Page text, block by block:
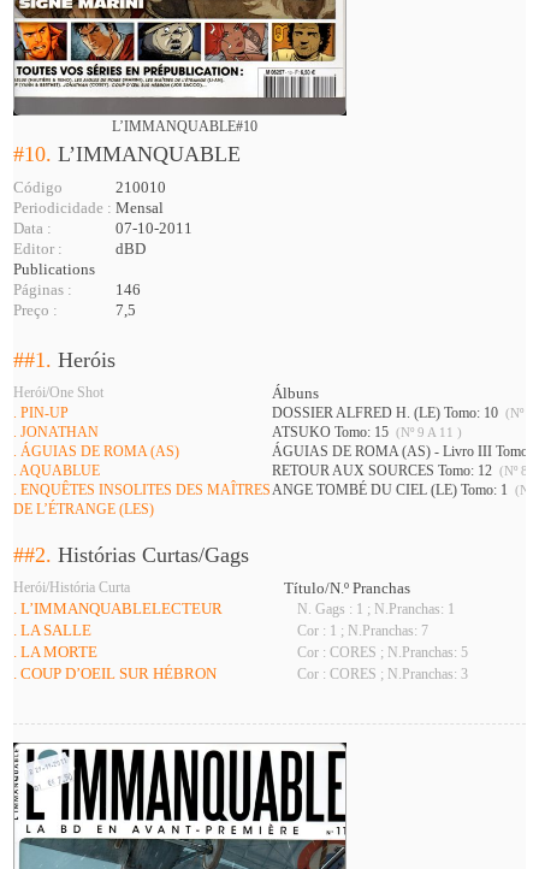
L’IMMANQUABLE#10
#10.L’IMMANQUABLE
Código
210010
Periodicidade : Mensal
Data :
07-10-2011
Editor :
dBD
Publications
Páginas :
146
Preço :
7,5
##1.Heróis
Herói/One Shot Álbuns
. PIN-UP DOSSIER ALFRED H. (LE) Tomo: 10 (Nº 7
. JONATHAN ATSUKO Tomo: 15 (Nº 9 A 11 )
. ÁGUIAS DE ROMA (AS)
ÁGUIAS DE ROMA (AS) - Livro III Tomo:
. AQUABLUE
RETOUR AUX SOURCES Tomo: 12 (Nº 8
. ENQUÊTES INSOLITES DES MAÎTRES
DE L’ÉTRANGE (LES)
ANGE TOMBÉ DU CIEL (LE) Tomo: 1 (Nº
##2.Histórias Curtas/Gags
Herói/História Curta
Título/N.º Pranchas
. L’IMMANQUABLELECTEUR
N. Gags : 1 ; N.Pranchas: 1
. LA SALLE Cor : 1 ; N.Pranchas: 7
. LA MORTE Cor : CORES ; N.Pranchas: 5
. COUP D’OEIL SUR HÉBRON Cor : CORES ; N.Pranchas: 3